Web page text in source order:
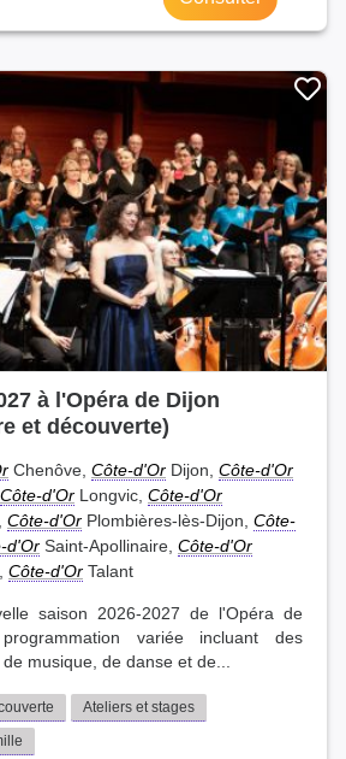
à l'Opéra de Dijon
et découverte)
Chenôve, Côte-d'Or Dijon, Côte-d'Or
Côte-d'Or Longvic, Côte-d'Or
Côte-d'Or Plombières-lès-Dijon, Côte-
d'Or Saint-Apollinaire, Côte-d'Or
Côte-d'Or Talant
saison 2026-2027 de l'Opéra de
variée incluant des
musique, de danse et de...
Ateliers et stages